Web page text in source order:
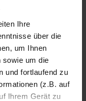
Ihre
über die
um Ihnen
sowie um die
und fortlaufend zu
(z.B. auf
Ihrem Gerät zu
50 Hz
60 Hz